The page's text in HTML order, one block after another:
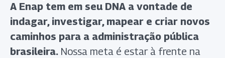
A Enap tem em seu DNA a vontade de
indagar, investigar, mapear e criar novos
caminhos para a administração pública
brasileira. Nossa meta é estar à frente na